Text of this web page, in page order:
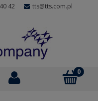
42 tts@tts.com.pl